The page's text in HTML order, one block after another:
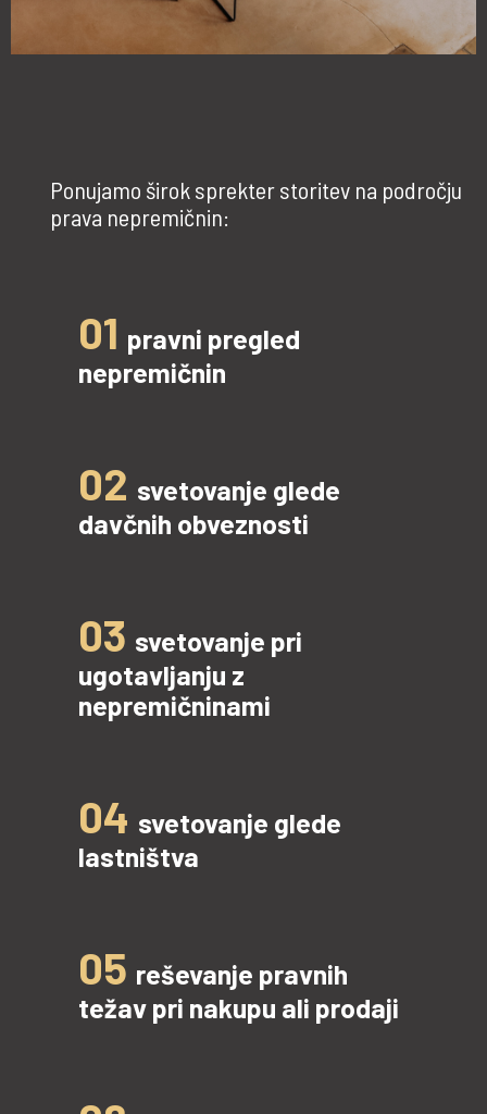
Ponujamo širok sprekter storitev na področju
prava nepremičnin:
01 pravni pregled
nepremičnin
02 svetovanje glede
davčnih obveznosti
03 svetovanje pri
ugotavljanju z
nepremičninami
04 svetovanje glede
lastništva
05 reševanje pravnih
težav pri nakupu ali prodaji